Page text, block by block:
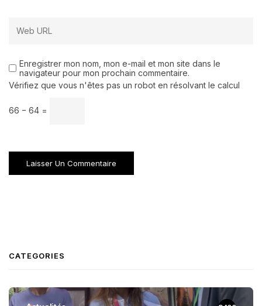
Enregistrer mon nom, mon e-mail et mon site dans le
navigateur pour mon prochain commentaire.
Vérifiez que vous n'êtes pas un robot en résolvant le calcul
66 − 64 =
CATEGORIES